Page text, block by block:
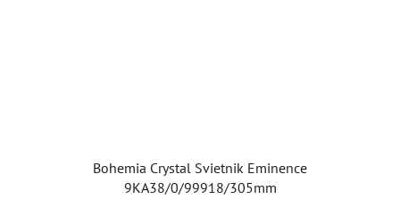
Bohemia Crystal Svietnik Eminence
9KA38/0/99918/305mm